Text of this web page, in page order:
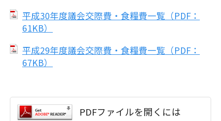
平成30年度議会交際費・食糧費一覧（PDF：
61KB）
平成29年度議会交際費・食糧費一覧（PDF：
67KB）
PDFファイルを開くには